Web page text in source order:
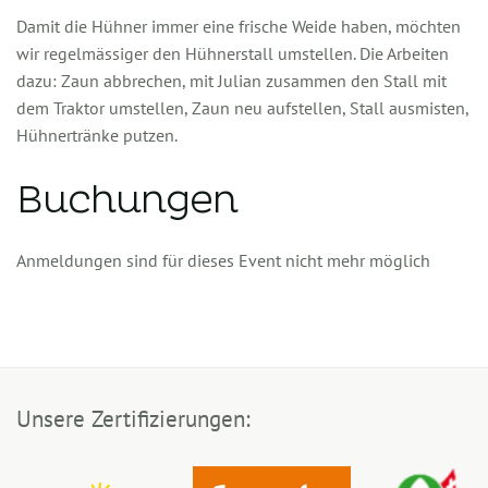
Damit die Hühner immer eine frische Weide haben, möchten
wir regelmässiger den Hühnerstall umstellen. Die Arbeiten
dazu: Zaun abbrechen, mit Julian zusammen den Stall mit
dem Traktor umstellen, Zaun neu aufstellen, Stall ausmisten,
Hühnertränke putzen.
Buchungen
Anmeldungen sind für dieses Event nicht mehr möglich
Unsere Zertifizierungen: